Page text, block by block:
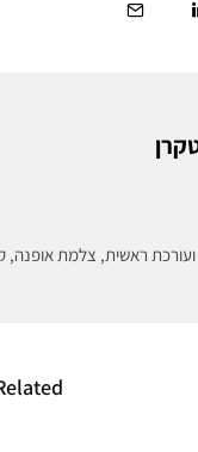
ועורכת ראשית, צלמת אופנה,